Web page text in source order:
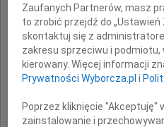
Zaufanych Partnerów, masz
to zrobić przejdź do „Ustawień
skontaktuj się z
zakresu sprzeciwu i
kierowany. Więcej informacji
Prywatności Wyborcza.pl i
Poprzez kliknięcie "Akceptuję"
zainstalowanie i